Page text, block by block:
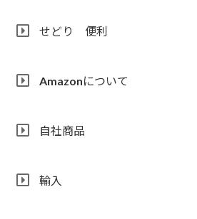
せどり 便利
Amazonについて
自社商品
輸入